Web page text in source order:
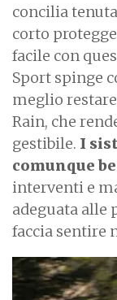
concilia
corto
facile con
Sport spinge
meglio
Rain, che
gestibile. I
comunque
interventi e
adeguata alle
faccia sentire
I
m